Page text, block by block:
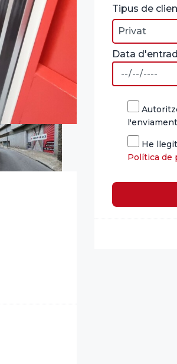
Tipus de
Data
He
Política de